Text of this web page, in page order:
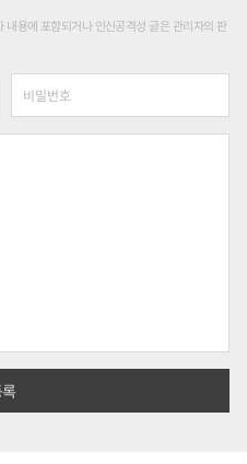
용에 포함되거나 인신공격성 글은 관리자의 판